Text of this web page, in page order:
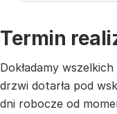
Termin
Dokładamy
drzwi dotarła pod
dni robocze od